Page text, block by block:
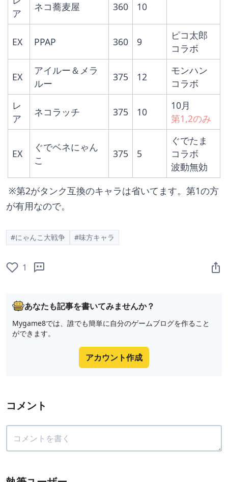
ア
ネコ蕎麦屋 360 10
EX PPAP 360 9
ピコ太郎
コラボ
EX
アイルー＆メラ
ルー
375 12
モンハン
コラボ
レ
ア
ネコラッチ 375 10
10月
第1,2のみ
EX
ぐでベネにゃん
こ
375 5
ぐでたま
コラボ
波動無効
が有用なので。
#にゃんこ大戦争 #味方キャラ
1
あなたも記事を書いてみませんか？
Mygame8では、誰でも簡単に自分のゲームブログを作ること
ができます。
アカウント作成
コメント